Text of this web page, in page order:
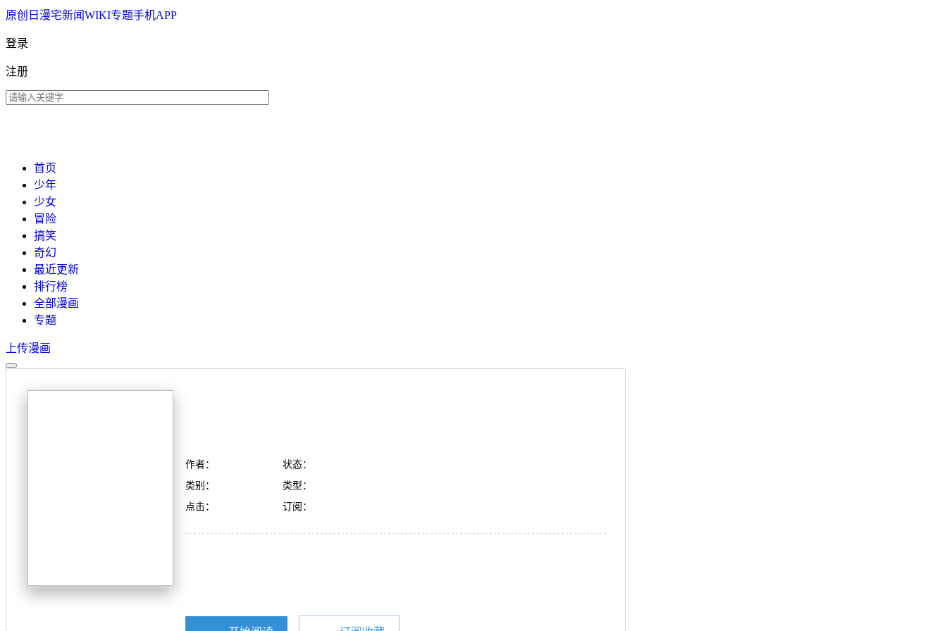
原创 日漫宅新闻WIKI专题手机APP
登录
注册
首页
少年
少女
冒险
搞笑
奇幻
最近更新
排行榜
全部漫画
专题
上传漫画
作者：
状态：
类别：
类型：
点击：
订阅：